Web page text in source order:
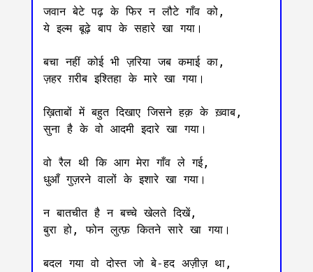
जवान बेटे पढ़ के फिर न लौटे गाँव को,
ये इल्म बूढ़े बाप के सहारे खा गया।
बचा नहीं कोई भी ज़रिया जब कमाई का,
ज़हर ग़रीब इश्तिहा के मारे खा गया।
ख़िताबों में बहुत दिखाए जिसने हक़ के ख़्वाब,
सुना है के वो आदमी इदारे खा गया।
वो रैल थी कि आग मेरा गाँव ले गई,
धुआँ गुज़रने वालों के इशारे खा गया।
न बातचीत है न बच्चे खेलते दिखें,
बुरा हो, फोन लुत्फ़ कितने सारे खा गया।
बदल गया वो दोस्त जो बे-हद अज़ीज़ था,